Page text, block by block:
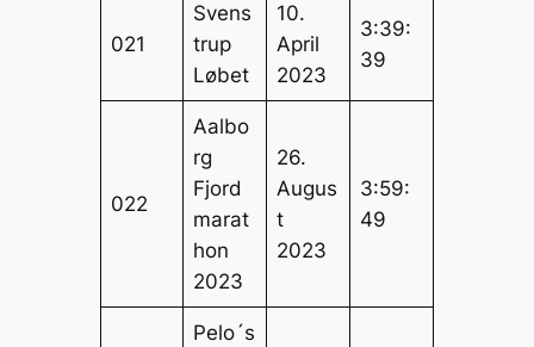
021
Svens
trup
Løbet
10.
April
2023
3:39:
39
022
Aalbo
rg
Fjord
marat
hon
2023
26.
Augus
t
2023
3:59:
49
Pelo´s